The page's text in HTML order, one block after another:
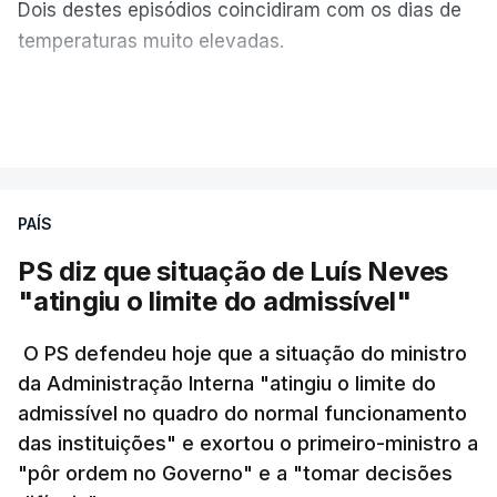
Pela primeira vez este ano, os exames nacionais
do ensino secundário foram avaliados em formato
candidatura da 1.ª fase do concurso nacional de
feira, e criou uma época especial de exames, que
irá decorrer entre 03 e 08 de setembro.
c/Lusa
ARTIGOS RELACIONADOS
Dois destes episódios coincidiram com os dias de
temperaturas muito elevadas.
de 550 óbitos em excesso, um aumento de quase
30% em relação ao esperado.
PAÍS
PS diz que situação de Luís Neves
"atingiu o limite do admissível"
O PS defendeu hoje que a situação do ministro
da Administração Interna "atingiu o limite do
admissível no quadro do normal funcionamento
das instituições" e exortou o primeiro-ministro a
"pôr ordem no Governo" e a "tomar decisões